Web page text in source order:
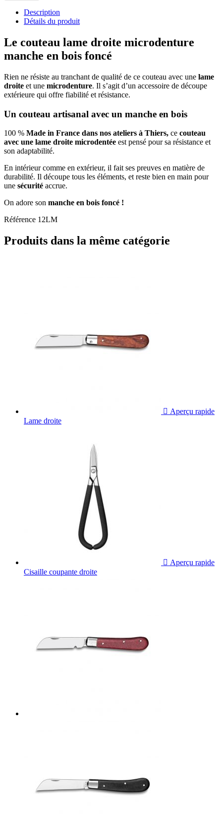
Description
Détails du produit
Le couteau lame droite microdenture
manche en bois foncé
Rien ne résiste au tranchant de qualité de ce couteau avec une lame
droite et une microdenture. Il s’agit d’un accessoire de découpe
extérieure qui offre fiabilité et résistance.
Un couteau artisanal avec un manche en bois
100 % Made in France dans nos ateliers à Thiers, ce couteau
avec une lame droite microdentée est pensé pour sa résistance et
son adaptabilité.
En intérieur comme en extérieur, il fait ses preuves en matière de
durabilité. Il découpe tous les éléments, et reste bien en main pour
une sécurité accrue.
On adore son manche en bois foncé !
Référence 12LM
Produits dans la même catégorie
 Aperçu rapide
Lame droite
 Aperçu rapide
Cisaille coupante droite